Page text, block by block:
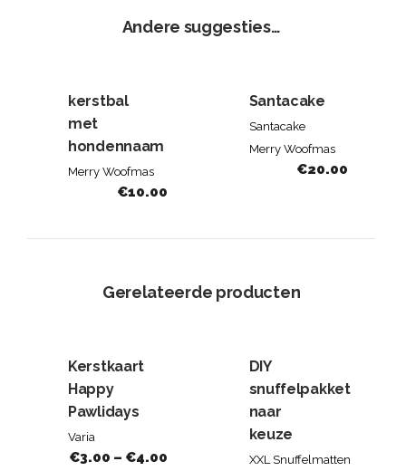
Andere suggesties…
kerstbal
met
hondennaam
Merry Woofmas
€10.00
Santacake
Santacake
Merry Woofmas
€20.00
Gerelateerde producten
Kerstkaart
Happy
Pawlidays
Varia
€3.00 – €4.00
DIY
snuffelpakket
naar
keuze
XXL Snuffelmatten